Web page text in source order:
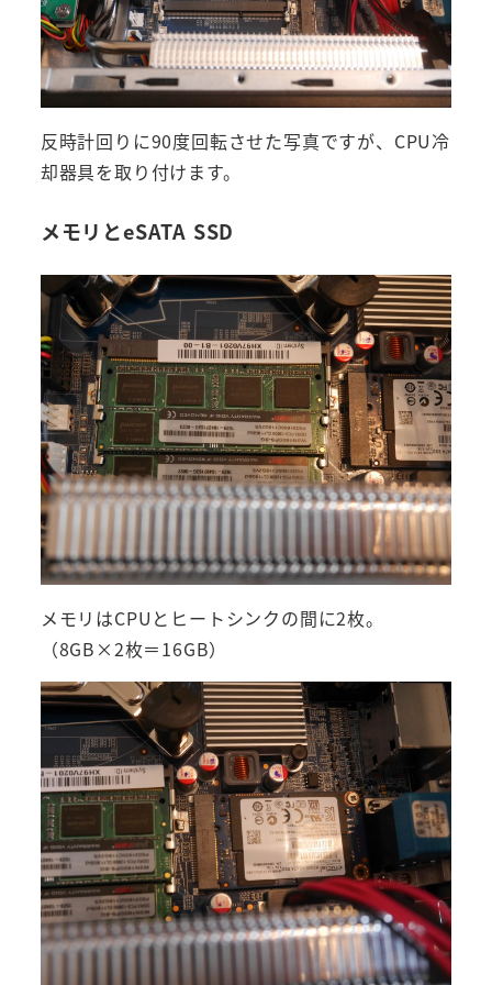
反時計回りに90度回転させた写真ですが、CPU冷
却器具を取り付けます。
メモリとeSATA SSD
メモリはCPUとヒートシンクの間に2枚。
（8GB×2枚＝16GB）